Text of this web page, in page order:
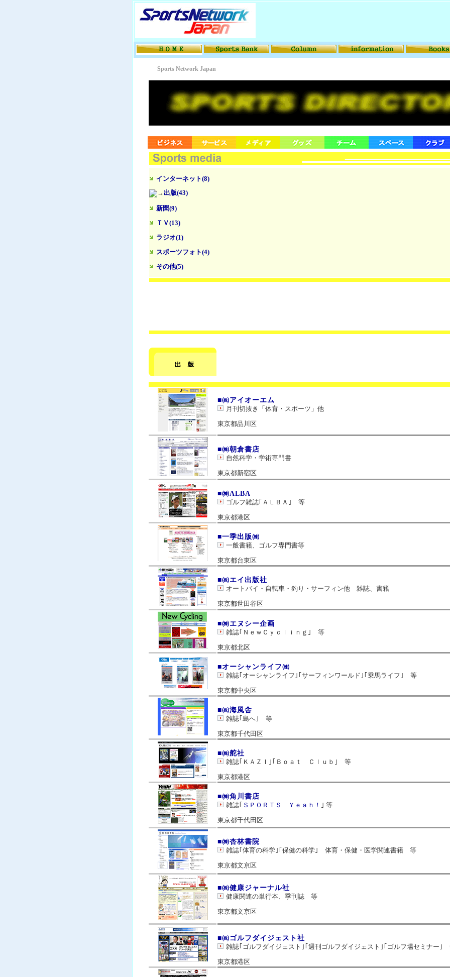
Sports Network Japan
インターネット(8)
出版(43)
新聞(9)
ＴＶ(13)
ラジオ(1)
スポーツフォト(4)
その他(5)
■㈱アイオーエム
月刊切抜き「体育・スポーツ」他
東京都品川区
■㈱朝倉書店
自然科学・学術専門書
東京都新宿区
■㈱ALBA
ゴルフ雑誌｢ＡＬＢＡ｣ 等
東京都港区
■一季出版㈱
一般書籍、ゴルフ専門書等
東京都台東区
■㈱エイ出版社
オートバイ・自転車・釣り・サーフィン他 雑誌、書籍
東京都世田谷区
■㈱エヌシー企画
雑誌｢ＮｅｗＣｙｃｌｉｎｇ｣ 等
東京都北区
■オーシャンライフ㈱
雑誌｢オーシャンライフ｣｢サーフィンワールド｣｢乗馬ライフ｣ 等
東京都中央区
■㈱海風舎
雑誌｢島へ｣ 等
東京都千代田区
■㈱舵社
雑誌｢ＫＡＺＩ｣｢Ｂｏａｔ Ｃｌｕｂ｣ 等
東京都港区
■㈱角川書店
雑誌｢ ＳＰＯＲＴＳ Ｙｅａｈ！ ｣ 等
東京都千代田区
■㈱杏林書院
雑誌｢体育の科学｣｢保健の科学｣ 体育・保健・医学関連書籍 等
東京都文京区
■㈱健康ジャーナル社
健康関連の単行本、季刊誌 等
東京都文京区
■㈱ゴルフダイジェスト社
雑誌｢ゴルフダイジェスト｣｢週刊ゴルフダイジェスト｣｢ゴルフ場セミナ
東京都港区